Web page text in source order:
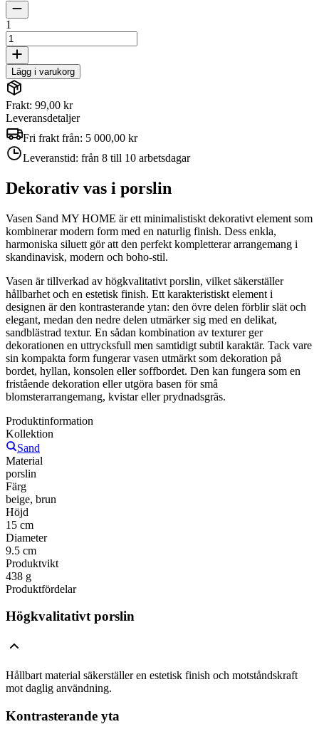
1
Lägg i varukorg
Frakt: 99,00 kr
Leveransdetaljer
Fri frakt från: 5 000,00 kr
Leveranstid: från 8 till 10 arbetsdagar
Dekorativ vas i porslin
Vasen Sand MY HOME är ett minimalistiskt dekorativt element som
kombinerar modern form med en naturlig finish. Dess enkla,
harmoniska siluett gör att den perfekt kompletterar arrangemang i
skandinavisk, modern och boho-stil.
Vasen är tillverkad av högkvalitativt porslin, vilket säkerställer
hållbarhet och en estetisk finish. Ett karakteristiskt element i
designen är den kontrasterande ytan: den övre delen förblir slät och
elegant, medan den nedre delen utmärker sig med en delikat,
sandblästrad textur. En sådan kombination av texturer ger
dekorationen en uttrycksfull men samtidigt subtil karaktär. Tack vare
sin kompakta form fungerar vasen utmärkt som dekoration på
bordet, hyllan, konsolen eller soffbordet. Den kan fungera som en
fristående dekoration eller utgöra basen för små
blomsterarrangemang, kvistar eller prydnadsgräs.
Produktinformation
Kollektion
Sand
Material
porslin
Färg
beige, brun
Höjd
15 cm
Diameter
9.5 cm
Produktvikt
438 g
Produktfördelar
Högkvalitativt porslin
Hållbart material säkerställer en estetisk finish och motståndskraft
mot daglig användning.
Kontrasterande yta